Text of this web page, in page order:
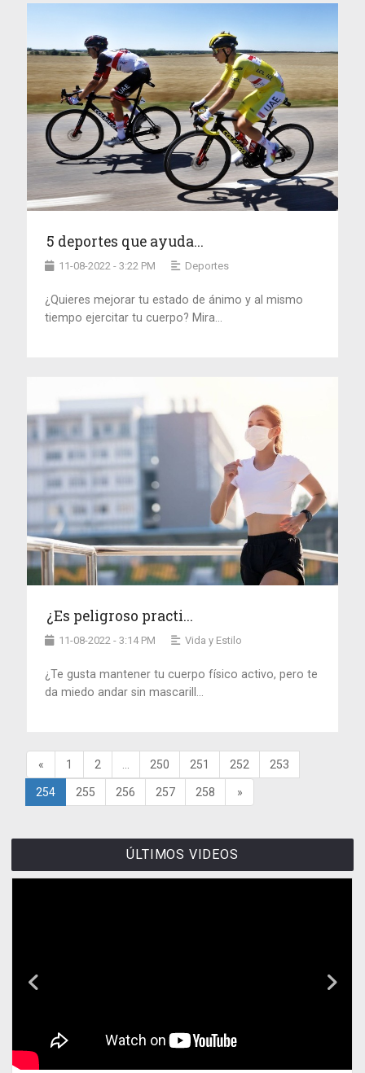
5 deportes que ayuda...
11-08-2022 - 3:22 PM Deportes
¿Quieres mejorar tu estado de ánimo y al mismo
tiempo ejercitar tu cuerpo? Mira...
¿Es peligroso practi...
11-08-2022 - 3:14 PM Vida y Estilo
¿Te gusta mantener tu cuerpo físico activo, pero te
da miedo andar sin mascarill...
« 1 2 250 251 252 253
254 255 256 257 258 »
ÚLTIMOS VIDEOS